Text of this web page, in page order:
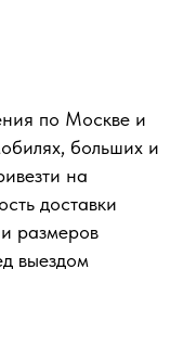
по Москве и
больших и
на
доставки
и размеров
выездом